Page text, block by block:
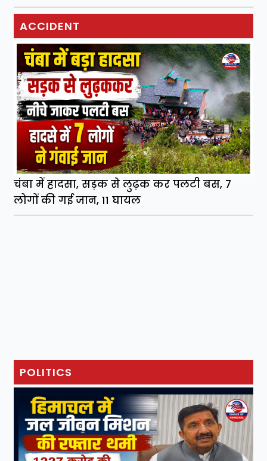
ACCIDENT
चंबा में हादसा, सड़क से लुढ़क कर पलटी बस, 7
लोगों की गई जान, 11 घायल
POLITICS